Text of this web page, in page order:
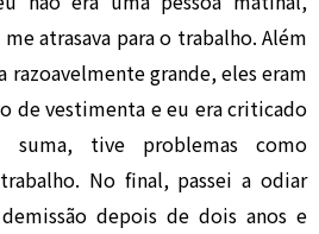
atrasava para o trabalho. Além
razoavelmente grande, eles eram
de vestimenta e eu era criticado
suma, tive problemas como
No final, passei a odiar
depois de dois anos e